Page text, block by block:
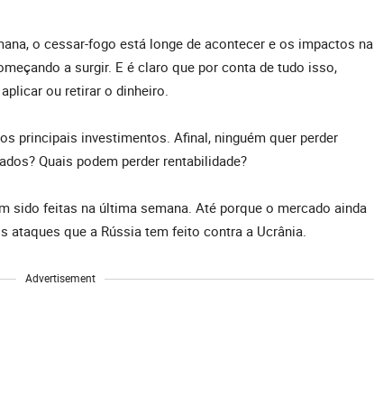
o cessar-fogo está longe de acontecer e os impactos na
a surgir. E é claro que por conta de tudo isso,
ou retirar o dinheiro.
principais investimentos. Afinal, ninguém quer perder
Quais podem perder rentabilidade?
sido feitas na última semana. Até porque o mercado ainda
ataques que a Rússia tem feito contra a Ucrânia.
Advertisement